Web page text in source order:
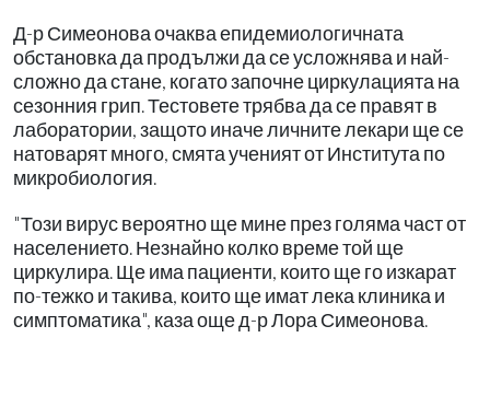
Д-р Симеонова очаква епидемиологичната
обстановка да продължи да се усложнява и най-
сложно да стане, когато започне циркулацията на
сезонния грип. Тестовете трябва да се правят в
лаборатории, защото иначе личните лекари ще се
натоварят много, смята ученият от Института по
микробиология.
"Този вирус вероятно ще мине през голяма част от
населението. Незнайно колко време той ще
циркулира. Ще има пациенти, които ще го изкарат
по-тежко и такива, които ще имат лека клиника и
симптоматика", каза още д-р Лора Симеонова.